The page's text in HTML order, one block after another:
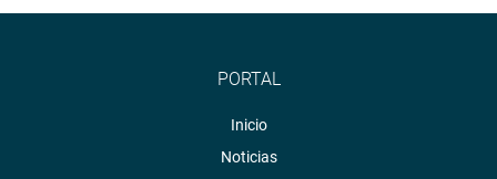
PORTAL
Inicio
Noticias